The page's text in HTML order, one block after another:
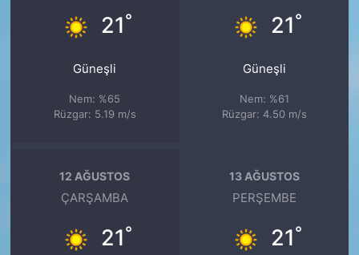
21°
Güneşli
Nem: %65
Rüzgar: 5.19 m/s
21°
Güneşli
Nem: %61
Rüzgar: 4.50 m/s
12 AĞUSTOS
ÇARŞAMBA
21°
13 AĞUSTOS
PERŞEMBE
21°